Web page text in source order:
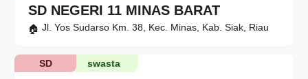
SD NEGERI 11 MINAS BARAT
Jl. Yos Sudarso Km. 38, Kec. Minas, Kab. Siak, Riau
swasta
SD